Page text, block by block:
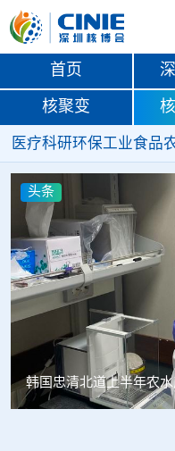
首页
核聚变
医疗科研环保工业食品
头条
Oklo格罗夫斯同位素试